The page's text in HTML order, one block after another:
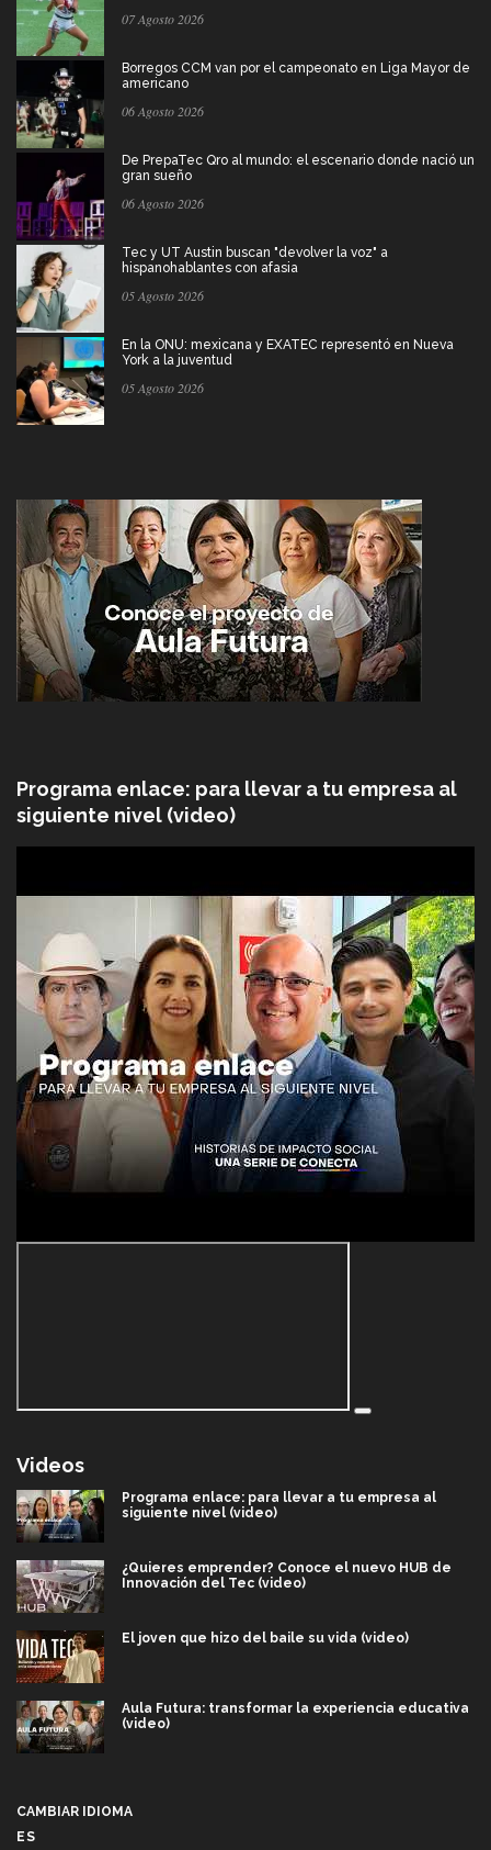
07 Agosto 2026
Borregos CCM van por el campeonato en Liga Mayor de
americano
06 Agosto 2026
De PrepaTec Qro al mundo: el escenario donde nació un
gran sueño
06 Agosto 2026
Tec y UT Austin buscan "devolver la voz" a
hispanohablantes con afasia
05 Agosto 2026
En la ONU: mexicana y EXATEC representó en Nueva
York a la juventud
05 Agosto 2026
Programa enlace: para llevar a tu empresa al
siguiente nivel (video)
Videos
Programa enlace: para llevar a tu empresa al
siguiente nivel (video)
¿Quieres emprender? Conoce el nuevo HUB de
Innovación del Tec (video)
El joven que hizo del baile su vida (video)
Aula Futura: transformar la experiencia educativa
(video)
CAMBIAR IDIOMA
ES